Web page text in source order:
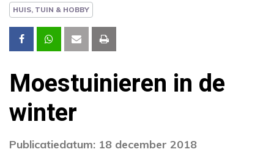
HUIS, TUIN & HOBBY
Moestuinieren in de
winter
Publicatiedatum: 18 december 2018